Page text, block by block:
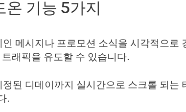
기능 5가지
인 메시지나 프로모션 소식을 시각적으로
래픽을 유도할 수 있습니다.
정된 디데이까지 실시간으로 스크롤 되는
.